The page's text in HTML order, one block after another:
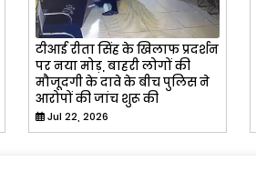
टीआई रीता सिंह के खिलाफ प्रदर्शन
पर नया मोड़, बाहरी लोगों की
मौजूदगी के दावे के बीच पुलिस ने
आरोपों की जांच शुरू की
Jul 22, 2026